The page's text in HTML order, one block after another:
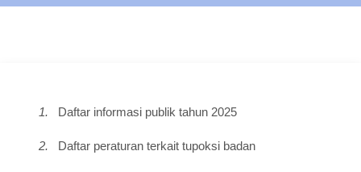
1. Daftar informasi publik tahun 2025
2. Daftar peraturan terkait tupoksi badan